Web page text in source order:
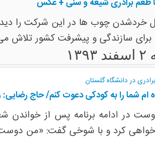
طعم برادری شیعه و سنی + عکس
خردشدن چوب ها در این شرکت را
برای سازندگی و پیشرفت کشور تلاش
در دانشگاه گلستان
شما را به کودکی دعوت کنم/ حاج رضایی:
در ادامه برنامه پس از خواندن
کرد و با شوخی گفت: «من دوست